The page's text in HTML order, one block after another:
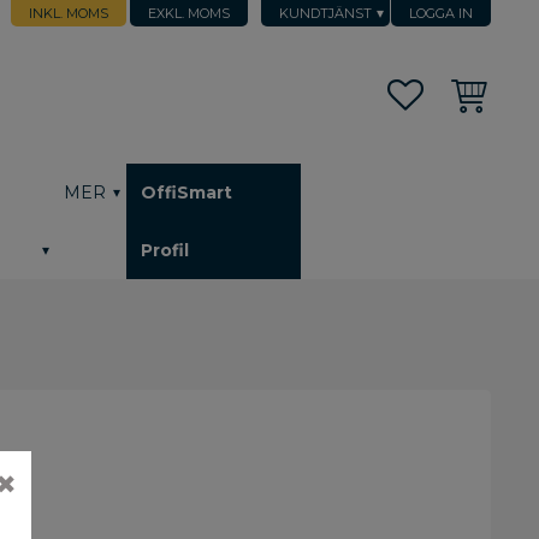
KUNDTJÄNST LOGGA IN
INKL. MOMS EXKL. MOMS
FavoriterKundvagn
MER OffiSmart
Profil